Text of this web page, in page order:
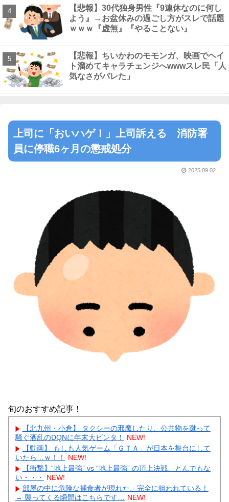
【悲報】30代独身男性『9連休なのに何し
よう』→お盆休みの過ごし方がスレで話題
ｗｗｗ『虚無』『やることない』
【悲報】ちいかわのモモンガ、映画でヘイ
ト溜めてキャラチェンジへwwwスレ民「人
気なさがバレた」
上司に「おいハゲ！」上司訴える 消防署
員に停職6ヶ月の懲戒処分
2025.09.02
旬のおすすめ記事！
【北九州・小倉】 タクシーの邪魔したり、公共物を蹴って
騒ぐ酒乱のDQNに年末大ビンタ！
NEW!
【動画】 もしも人気ゲーム「ＧＴＡ」が日本を舞台にして
いたら…ｗ！！
NEW!
【衝撃】“地上最強” vs “地上最強” の頂上決戦、とんでもな
い・・・
NEW!
部屋の中に危険な捕食者が現れた。完全に狙われている！
→ 襲ってくる瞬間はこちらです…
NEW!